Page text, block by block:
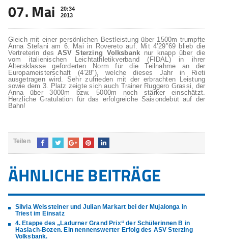
07. Mai
20:34
2013
Gleich mit einer persönlichen Bestleistung über 1500m trumpfte
Anna Stefani am 6. Mai in Rovereto auf. Mit 4’29″69 blieb die
Vertreterin desASV Sterzing Volksbank nur knapp über die
vom italienischen Leichtathletikverband (FIDAL) in ihrer
Altersklasse geforderten Norm für die Teilnahme an der
Europameisterschaft (4’28“), welche dieses Jahr in Rieti
ausgetragen wird. Sehr zufrieden mit der erbrachten Leistung
sowie dem 3. Platz zeigte sich auch Trainer Ruggero Grassi, der
Anna über 3000m bzw. 5000m noch stärker einschätzt.
Herzliche Gratulation für das erfolgreiche Saisondebüt auf der
Bahn!
Teilen
ÄHNLICHE BEITRÄGE
Silvia Weissteiner und Julian Markart bei der Mujalonga in
Triest im Einsatz
4. Etappe des „Ladurner Grand Prix“ der Schülerinnen B in
Haslach-Bozen. Ein nennenswerter Erfolg des ASV Sterzing
Volksbank.